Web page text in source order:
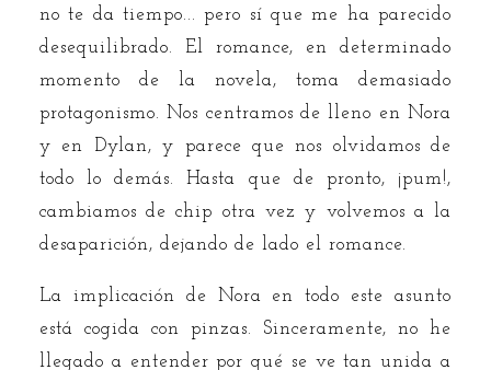
no te da tiempo... pero sí que me ha parecido
desequilibrado. El romance, en determinado
momento de la novela, toma demasiado
protagonismo. Nos centramos de lleno en Nora
y en Dylan, y parece que nos olvidamos de
todo lo demás. Hasta que de pronto, ¡pum!,
cambiamos de chip otra vez y volvemos a la
desaparición, dejando de lado el romance.
La implicación de Nora en todo este asunto
está cogida con pinzas. Sinceramente, no he
llegado a entender por qué se ve tan unida a